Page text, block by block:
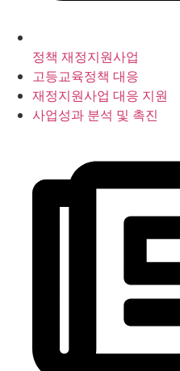
정책 재정지원사업
고등교육정책 대응
재정지원사업 대응 지원
사업성과 분석 및 촉진